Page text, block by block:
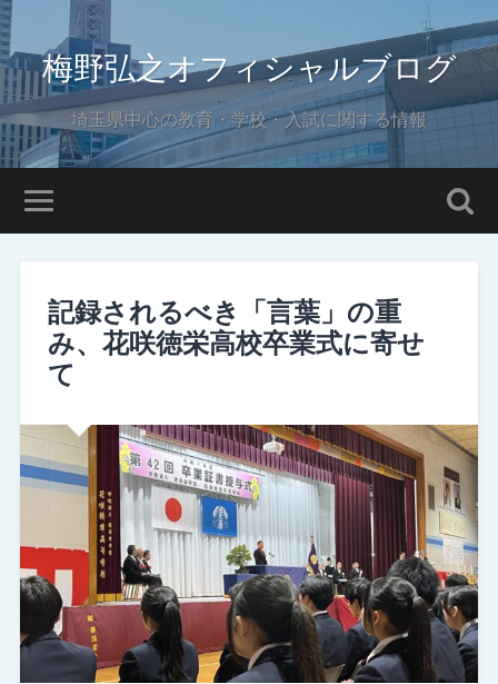
梅野弘之オフィシャルブログ
埼玉県中心の教育・学校・入試に関する情報
記録されるべき「言葉」の重
み、花咲徳栄高校卒業式に寄せ
て